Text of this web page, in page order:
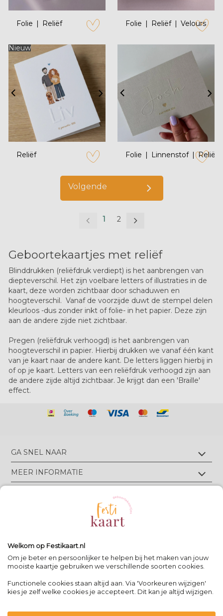
Folie Reliëf
zet op verlanglijstje
Folie Reliëf Velours
zet op
Nieuw
Reliëf
zet op verlanglijstje
Folie Linnenstof Reliëf
zet op
Volgende
1 2
Geboortekaartjes met reliëf
Blinddrukken (reliëfdruk verdiept) is het aanbrengen van
diepteverschil. Het zijn voelbare letters of illustraties in de
kaart, deze worden zichtbaar door schaduwen en
hoogteverschil. Vanaf de voorzijde duwt de stempel delen
kleurloos -dus zonder inkt of folie- in het papier. Deze zijn
aan de andere zijde niet zichtbaar.
Pregen (reliëfdruk verhoogd) is het aanbrengen van
hoogteverschil in papier. Hierbij drukken we vanaf één kant
van je kaart naar de andere kant. De letters liggen hierbij in
of op je kaart. Letters van een reliëfdruk verhoogd zijn aan
de andere zijde altijd zichtbaar. Je krijgt dan een 'Braille'
effect.
GA SNEL NAAR
Geboortekaartjes met foliedruk
Geboortekaartjes zonder foliedruk
Geboortekaartjes op écht linnen
Geboortekaartjes met letterpress
MEER INFORMATIE
Privacy verklaring
Bekijk alle foliedruk kleuren
Uitleg editor
Het 8-stappen plan: keuzes maken
WhatsApp: +31(0)651725973
Pinterest
Contact|
team@festikaart.nl
Welkom op Festikaart.nl
Om je beter en persoonlijker te helpen bij het maken van jouw
mooiste kaartje gebruiken we verschillende soorten cookies.
Functionele cookies staan altijd aan. Via 'Voorkeuren wijzigen'
kies je zelf welke cookies je accepteert. Dit kan je altijd wijzigen.